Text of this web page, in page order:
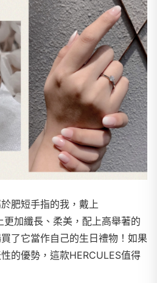
肥短手指的我，戴上
更加纖長、柔美，配上高舉著的
了它當作自己的生日禮物！如果
的優勢，這款HERCULES值得